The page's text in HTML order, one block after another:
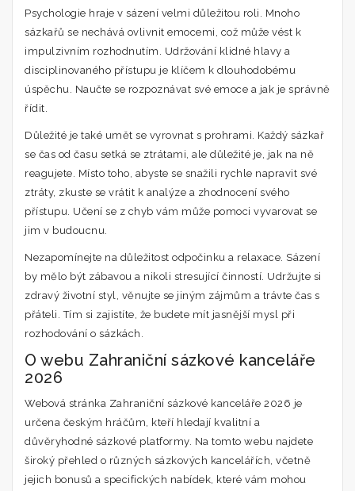
Psychologie hraje v sázení velmi důležitou roli. Mnoho
sázkařů se nechává ovlivnit emocemi, což může vést k
impulzivním rozhodnutím. Udržování klidné hlavy a
disciplinovaného přístupu je klíčem k dlouhodobému
úspěchu. Naučte se rozpoznávat své emoce a jak je správně
řídit.
Důležité je také umět se vyrovnat s prohrami. Každý sázkař
se čas od času setká se ztrátami, ale důležité je, jak na ně
reagujete. Místo toho, abyste se snažili rychle napravit své
ztráty, zkuste se vrátit k analýze a zhodnocení svého
přístupu. Učení se z chyb vám může pomoci vyvarovat se
jim v budoucnu.
Nezapomínejte na důležitost odpočinku a relaxace. Sázení
by mělo být zábavou a nikoli stresující činností. Udržujte si
zdravý životní styl, věnujte se jiným zájmům a trávte čas s
přáteli. Tím si zajistíte, že budete mít jasnější mysl při
rozhodování o sázkách.
O webu Zahraniční sázkové kanceláře
2026
Webová stránka Zahraniční sázkové kanceláře 2026 je
určena českým hráčům, kteří hledají kvalitní a
důvěryhodné sázkové platformy. Na tomto webu najdete
široký přehled o různých sázkových kancelářích, včetně
jejich bonusů a specifických nabídek, které vám mohou